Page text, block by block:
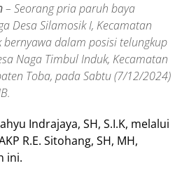
– Seorang pria paruh baya
Desa Silamosik I, Kecamatan
bernyawa dalam posisi telungkup
Naga Timbul Induk, Kecamatan
Toba, pada Sabtu (7/12/2024)
Indrajaya, SH, S.I.K, melalui
R.E. Sitohang, SH, MH,
ini.